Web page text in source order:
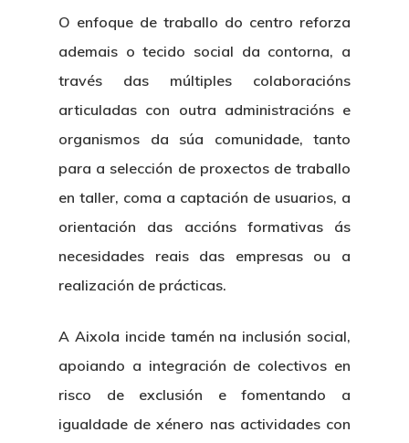
O enfoque de traballo do centro reforza
ademais o tecido social da contorna, a
través das múltiples colaboracións
articuladas con outra administracións e
organismos da súa comunidade, tanto
para a selección de proxectos de traballo
en taller, coma a captación de usuarios, a
orientación das accións formativas ás
necesidades reais das empresas ou a
realización de prácticas.
A Aixola incide tamén na inclusión social,
apoiando a integración de colectivos en
risco de exclusión e fomentando a
igualdade de xénero nas actividades con